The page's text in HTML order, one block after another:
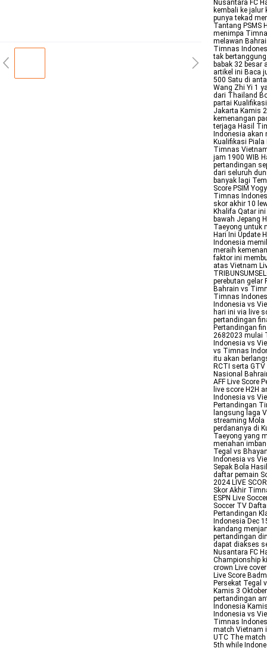
Nusantara FC
kembali ke
punya tekad
Tantang PSMS
menimpa
melawan
Timnas
tak
babak 32 besar
artikel ini Baca
500 Satu di
Wang Zhi Yi 1
dari Thailand
partai
Jakarta Kamis
kemenangan
terjaga Hasil
Indonesia akan
Kualifikasi
Timnas
jam 1900 WIB
pertandingan
dari seluruh
banyak lagi
Score PSIM
Timnas
skor akhir 10
Khalifa Qatar
bawah Jepang
Taeyong untuk
Hari Ini Update
Indonesia
meraih
faktor ini
atas Vietnam
perebutan gelar
Bahrain vs
Timnas
Indonesia vs
hari ini via live
pertandingan
Pertandingan
2682023 mulai
Indonesia vs
vs Timnas
itu akan
RCTI serta
Nasional
AFF Live Score
live score H2H
Indonesia vs
Pertandingan
langsung laga
streaming Mola
perdananya di
Taeyong yang
menahan
Tegal vs
Indonesia vs
Sepak Bola
daftar pemain
2024 LIVE
Skor Akhir
ESPN Live
Soccer TV
Pertandingan
Indonesia Dec
kandang
pertandingan
dapat diakses
Nusantara FC
Championship
crown Live
Live Score
Persekat Tegal
Kamis 3
pertandingan
Indonesia
Indonesia vs
Timnas
match Vietnam
UTC The match
5th while